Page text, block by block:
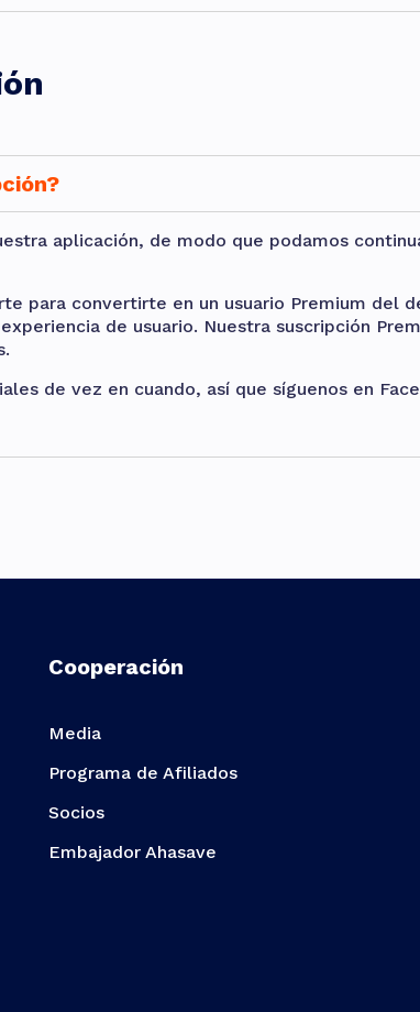
aplicación, de modo que podamos
para convertirte en un usuario Premium del
de usuario. Nuestra suscripción
de vez en cuando, así que síguenos en
Cooperación
Media
Programa de Afiliados
Socios
Embajador Ahasave